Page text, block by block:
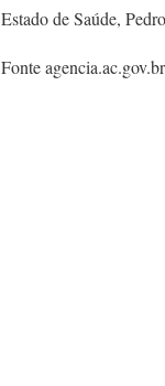
Estado de Saúde,
Fonte agencia.ac.gov.br